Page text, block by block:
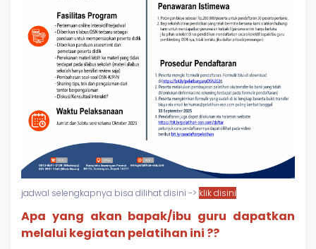
jadwal selengkapnya bisa dilihat disini -> klik disini
Apa yang akan bapak/ibu guru dapatkan
melalui kegiatan pelatihan ini ??